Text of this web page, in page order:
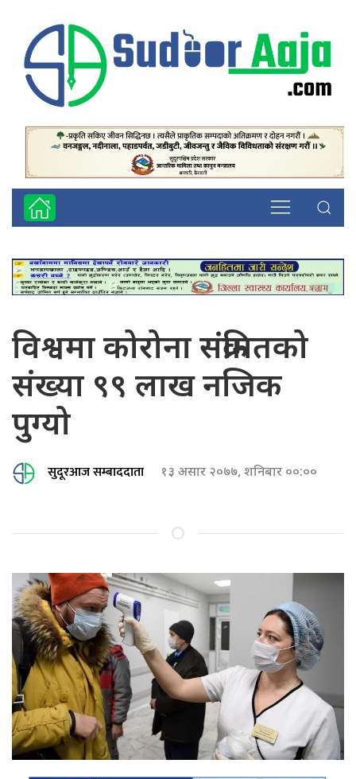
विश्वमा कोरोना संक्रमितको
संख्या ९९ लाख नजिक
पुग्यो
सुदूरआज सम्बाददाता १३ असार २०७७, शनिबार ००:००